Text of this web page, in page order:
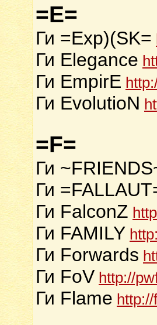
=E=
Ги =Exp)(SK=
Ги Elegance
Ги EmpirE
Ги EvolutioN
=F=
Ги
Ги
Ги FalconZ
Ги FAMILY
Ги Forwards
Ги FoV http://
Ги Flame